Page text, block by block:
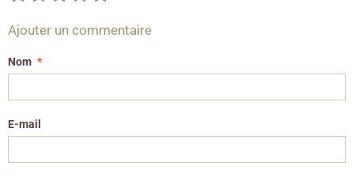
Ajouter un commentaire
Nom
E-mail